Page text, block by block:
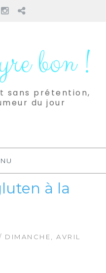
Instagram
Pinterest
bon !
sans prétention,
du jour
à la
DIMANCHE, AVRIL